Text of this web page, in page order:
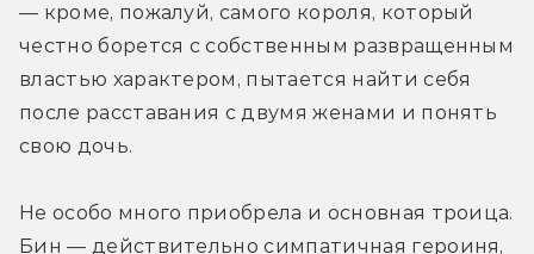
— кроме, пожалуй, самого короля, который
честно борется с собственным развращенным
властью характером, пытается найти себя
после расставания с двумя женами и понять
свою дочь.
Не особо много приобрела и основная троица.
Бин — действительно симпатичная героиня,